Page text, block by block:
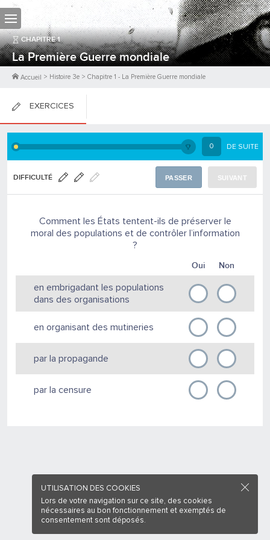
CHAPITRE1
La Première Guerre mondiale
Accueil > Histoire 3e > Chapitre 1 - La Première Guerre mondiale
EXERCICES
FICHES DE COURS 0 DE SUITE
DIFFICULTÉ PASSER SUIVANT
Comment les États tentent-ils de préserver le
moral des populations et de contrôler l’information
?
Oui Non
en embrigadant les populations
dans des organisations
en organisant des mutineries
par la propagande
par la censure
UTILISATION DES COOKIES
Lors de votre navigation sur ce site, des cookies
nécessaires au bon fonctionnement et exemptés de
consentement sont déposés.